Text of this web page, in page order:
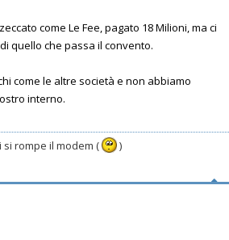
come Le Fee, pagato 18 Milioni, ma ci
quello che passa il convento.
come le altre società e non abbiamo
interno.
si rompe il modem (
)